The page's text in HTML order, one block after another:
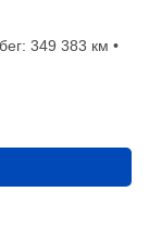
349 383 км •